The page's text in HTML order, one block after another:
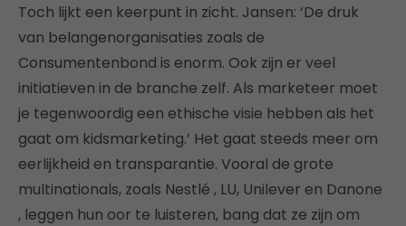
Toch lijkt een keerpunt in zicht. Jansen: ‘De druk
van belangenorganisaties zoals de
Consumentenbond is enorm. Ook zijn er veel
initiatieven in de branche zelf. Als marketeer moet
je tegenwoordig een ethische visie hebben als het
gaat om kidsmarketing.’ Het gaat steeds meer om
eerlijkheid en transparantie. Vooral de grote
multinationals, zoals Nestlé , LU, Unilever en Danone
, leggen hun oor te luisteren, bang dat ze zijn om